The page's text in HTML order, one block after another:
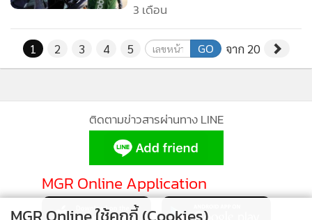
3 เดือน
1 2 3 4 5 GO จาก 20
ติดตามข่าวสารผ่านทาง LINE
MGR Online Application